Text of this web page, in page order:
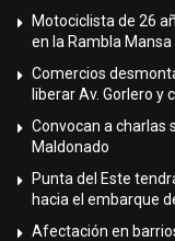
Motociclista de 26
en la Rambla Mansa
Comercios
liberar Av. Gorlero y
Convocan a charlas
Maldonado
Punta del Este
hacia el embarque
Afectación en